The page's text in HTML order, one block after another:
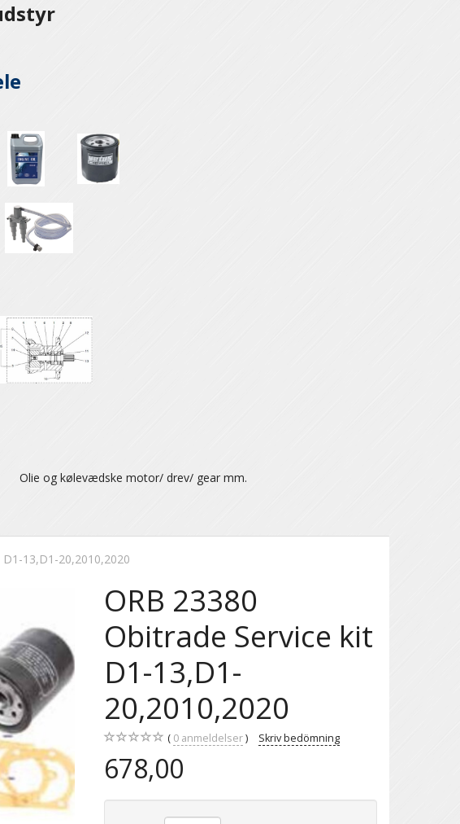
Olie og kølevædske motor/ drev/ gear mm.
13,D1-20,2010,2020
ORB 23380
Obitrade Service kit
D1-13,D1-
20,2010,2020
0 anmeldelser Skriv bedömning
678,00